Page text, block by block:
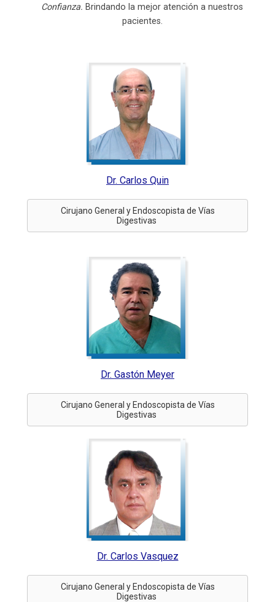
Confianza. Brindando la mejor atención a nuestros
pacientes.
Dr. Carlos Quin
Cirujano General y Endoscopista de Vías
Digestivas
Dr. Gastón Meyer
Cirujano General y Endoscopista de Vías
Digestivas
Dr. Carlos Vasquez
Cirujano General y Endoscopista de Vías
Digestivas